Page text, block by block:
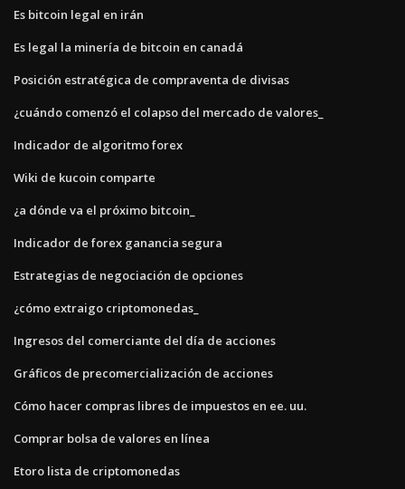
Es bitcoin legal en irán
Es legal la minería de bitcoin en canadá
Posición estratégica de compraventa de divisas
¿cuándo comenzó el colapso del mercado de valores_
Indicador de algoritmo forex
Wiki de kucoin comparte
¿a dónde va el próximo bitcoin_
Indicador de forex ganancia segura
Estrategias de negociación de opciones
¿cómo extraigo criptomonedas_
Ingresos del comerciante del día de acciones
Gráficos de precomercialización de acciones
Cómo hacer compras libres de impuestos en ee. uu.
Comprar bolsa de valores en línea
Etoro lista de criptomonedas